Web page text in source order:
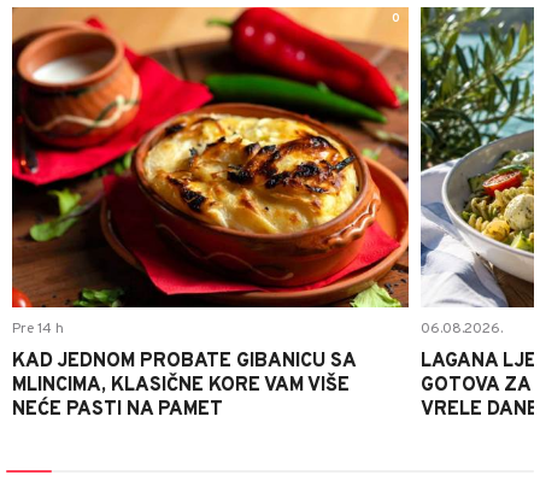
0
Pre 14 h
KAD JEDNOM PROBATE GIBANICU SA
MLINCIMA, KLASIČNE KORE VAM VIŠE
NEĆE PASTI NA PAMET
06.08.2026.
LAGANA
GOTOVA ZA
VRELE DANE